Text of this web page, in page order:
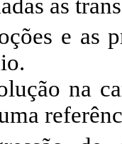
as
e as
na